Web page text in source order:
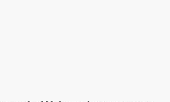
na swojej